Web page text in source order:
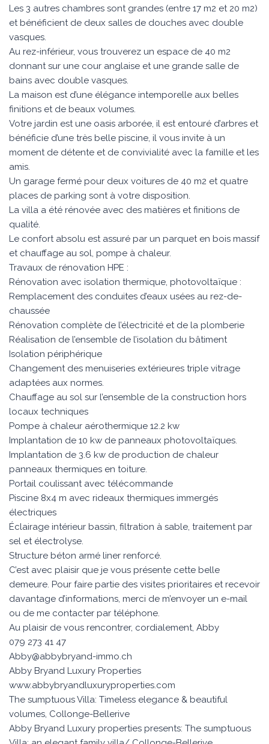
Les 3 autres chambres sont grandes (entre 17 m2 et 20 m2)
et bénéficient de deux salles de douches avec double
vasques.
Au rez-inférieur, vous trouverez un espace de 40 m2
donnant sur une cour anglaise et une grande salle de
bains avec double vasques.
La maison est d’une élégance intemporelle aux belles
finitions et de beaux volumes.
Votre jardin est une oasis arborée, il est entouré d’arbres et
bénéficie d’une très belle piscine, il vous invite à un
moment de détente et de convivialité avec la famille et les
amis.
Un garage fermé pour deux voitures de 40 m2 et quatre
places de parking sont à votre disposition.
La villa a été rénovée avec des matières et finitions de
qualité.
Le confort absolu est assuré par un parquet en bois massif
et chauffage au sol, pompe à chaleur.
Travaux de rénovation HPE :
Rénovation avec isolation thermique, photovoltaïque :
Remplacement des conduites d’eaux usées au rez-de-
chaussée
Rénovation complète de l’électricité et de la plomberie
Réalisation de l’ensemble de l’isolation du bâtiment
Isolation périphérique
Changement des menuiseries extérieures triple vitrage
adaptées aux normes.
Chauffage au sol sur l’ensemble de la construction hors
locaux techniques
Pompe à chaleur aérothermique 12.2 kw
Implantation de 10 kw de panneaux photovoltaïques.
Implantation de 3.6 kw de production de chaleur
panneaux thermiques en toiture.
Portail coulissant avec télécommande
Piscine 8x4 m avec rideaux thermiques immergés
électriques
Éclairage intérieur bassin, filtration à sable, traitement par
sel et électrolyse.
Structure béton armé liner renforcé.
C’est avec plaisir que je vous présente cette belle
demeure. Pour faire partie des visites prioritaires et recevoir
davantage d’informations, merci de m’envoyer un e-mail
ou de me contacter par téléphone.
Au plaisir de vous rencontrer, cordialement, Abby
079 273 41 47
Abby@abbybryand-immo.ch
Abby Bryand Luxury Properties
www.abbybryandluxuryproperties.com
The sumptuous Villa: Timeless elegance & beautiful
volumes, Collonge-Bellerive
Abby Bryand Luxury properties presents: The sumptuous